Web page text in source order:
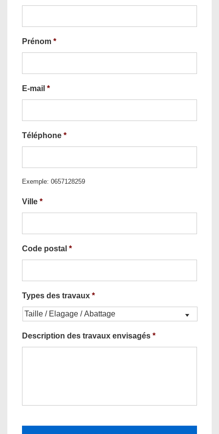
Prénom *
E-mail *
Téléphone *
Exemple: 0657128259
Ville *
Code postal *
Types des travaux *
Description des travaux envisagés *